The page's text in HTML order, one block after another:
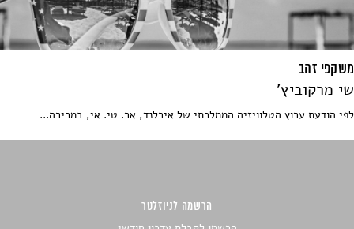
משקפי זהב
שי מרקוביץ'
לפי הודעת ערוץ הטלוויזיה הממלכתי של אירלנד, אר. טי. אי, במכירה...
הרשמה לניוזלטר